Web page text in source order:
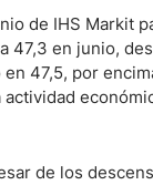
de IHS Markit
en junio,
47,5, por
de los